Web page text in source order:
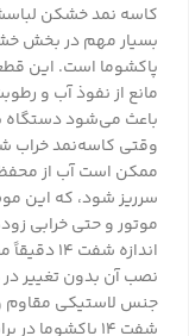
بسیار مهم در بخش
پاکشوما است. این
مانع از نفوذ آب و
باعث می‌شود دستگاه
وقتی کاسه‌نمد خراب
ممکن است آب از
سرریز شود، که این
موتور و حتی خرابی
اندازه
نصب آن بدون تغییر
جنس لاستیکی مقاوم
شفت 14